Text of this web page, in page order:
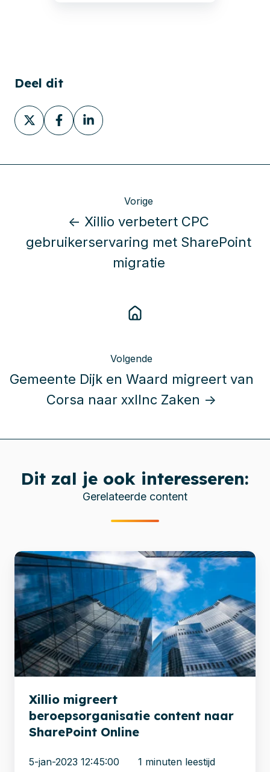
Deel dit
Deel
via
Deel
via
Deel
via
Vorige
← Xillio verbetert CPC
gebruikerservaring met SharePoint
migratie
Volgende
Gemeente Dijk en Waard migreert van
Corsa naar xxllnc Zaken →
Dit zal je ook interesseren:
Gerelateerde content
Xillio
migreert
beroepsorganisatie
content
naar
SharePoint
Online
Xillio migreert
beroepsorganisatie content naar
SharePoint Online
5-jan-2023 12:45:00 1 minuten leestijd